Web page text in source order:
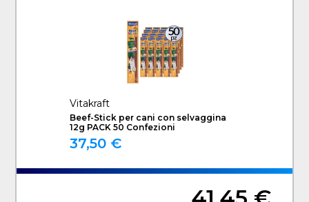
Vitakraft
Beef-Stick per cani con selvaggina
12g PACK 50 Confezioni
37,50 €